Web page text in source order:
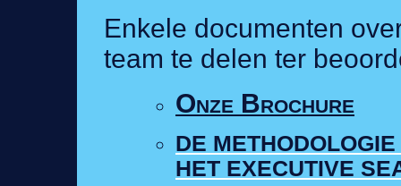
Enkele documenten
team te delen ter
Onze Brochure
DE
HET EXECUTIVE